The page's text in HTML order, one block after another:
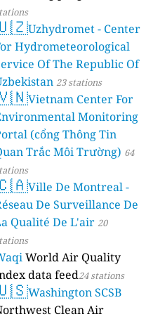
Uzhydromet - Center
Hydrometeorological
Of The Republic Of
23 stations
Vietnam Center For
Monitoring
(cổng Thông Tin
Trắc Môi Trường) 64
Ville De Montreal -
De Surveillance De
Qualité De L'air 20
World Air Quality
data feed24 stations
Washington SCSB
Clean Air